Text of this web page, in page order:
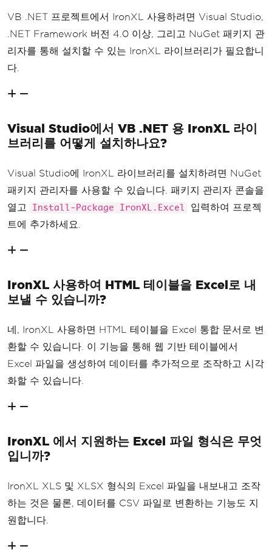
VB .NET 프로젝트에서 IronXL 사용하려면 Visual Studio,
.NET Framework 버전 4.0 이상, 그리고 NuGet 패키지 관
리자를 통해 설치할 수 있는 IronXL 라이브러리가 필요합니
다.
Visual Studio에서 VB .NET 용 IronXL 라이
브러리를 어떻게 설치하나요?
Visual Studio에 IronXL 라이브러리를 설치하려면 NuGet
패키지 관리자를 사용할 수 있습니다. 패키지 관리자 콘솔을
열고
Install-Package IronXL.Excel
입력하여 프로젝
트에 추가하세요.
IronXL 사용하여 HTML 테이블을 Excel로 내
보낼 수 있습니까?
네, IronXL 사용하면 HTML 테이블을 Excel 통합 문서로 변
환할 수 있습니다. 이 기능을 통해 웹 기반 테이블에서
Excel 파일을 생성하여 데이터를 추가적으로 조작하고 시각
화할 수 있습니다.
IronXL 에서 지원하는 Excel 파일 형식은 무엇
입니까?
IronXL XLS 및 XLSX 형식의 Excel 파일을 내보내고 조작
하는 것은 물론, 데이터를 CSV 파일로 변환하는 기능도 지
원합니다.